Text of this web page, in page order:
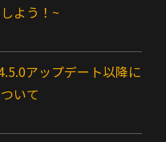
よう！~
アップデート以降に
いて